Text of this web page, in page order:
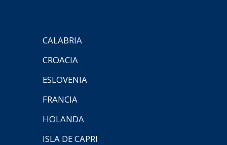
CALABRIA
CROACIA
ESLOVENIA
FRANCIA
HOLANDA
ISLA DE CAPRI